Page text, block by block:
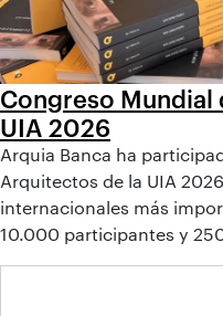
Congreso
UIA 2026
Arquia Banca ha
Arquitectos de la UIA
internacionales más
10.000 participantes y